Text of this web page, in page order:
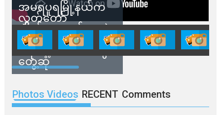
အမရပူရမြို့နယ်က
လွှတ်တော်
ကိုယ်စားလှယ်တွေနဲ့
နေအိမ်တွေဖျက်သိမ်း
ခံရမယ့် ဒေသခံတွေ
တွေ့ဆုံ
Photos Videos RECENT Comments